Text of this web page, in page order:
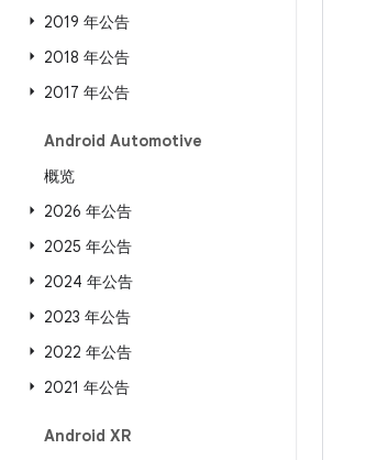
2019 年公告
2018 年公告
2017 年公告
Android Automotive
概览
2026 年公告
2025 年公告
2024 年公告
2023 年公告
2022 年公告
2021 年公告
Android XR